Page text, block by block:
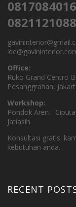
Office:
Ruko Grand Centro
Pesanggrahan,
Workshop:
Pondok Aren -
Jatiasih
Konsultasi gratis.
kebutuhan anda.
RECENT